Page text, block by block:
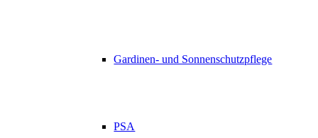
Gardinen- und Sonnenschutzpflege
PSA